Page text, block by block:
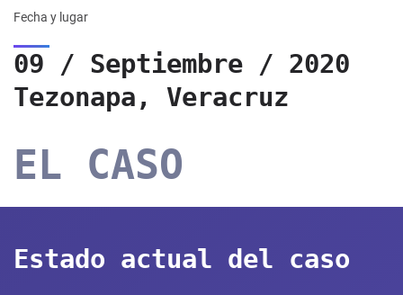
Fecha y lugar
09 / Septiembre / 2020
Tezonapa, Veracruz
EL CASO
Estado actual del caso